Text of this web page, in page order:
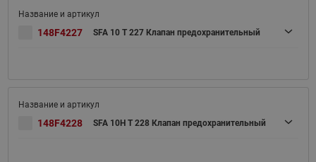
148F4227 SFA 10 T 227 Клапан предохранительный
148F4228 SFA 10H T 228 Клапан предохранительный